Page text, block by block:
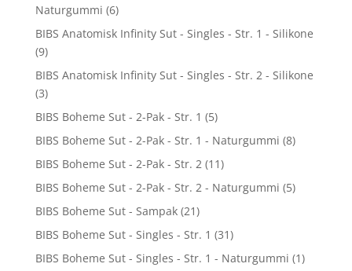
Naturgummi (6)
BIBS Anatomisk Infinity Sut - Singles - Str. 1 - Silikone
(9)
BIBS Anatomisk Infinity Sut - Singles - Str. 2 - Silikone
(3)
BIBS Boheme Sut - 2-Pak - Str. 1 (5)
BIBS Boheme Sut - 2-Pak - Str. 1 - Naturgummi (8)
BIBS Boheme Sut - 2-Pak - Str. 2 (11)
BIBS Boheme Sut - 2-Pak - Str. 2 - Naturgummi (5)
BIBS Boheme Sut - Sampak (21)
BIBS Boheme Sut - Singles - Str. 1 (31)
BIBS Boheme Sut - Singles - Str. 1 - Naturgummi (1)